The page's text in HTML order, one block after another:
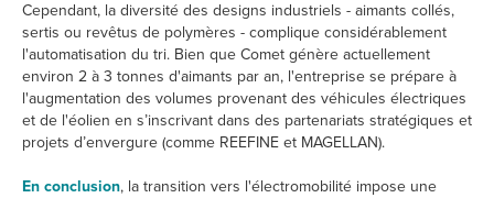
Cependant, la diversité des designs industriels - aimants collés,
sertis ou revêtus de polymères - complique considérablement
l'automatisation du tri. Bien que Comet génère actuellement
environ 2 à 3 tonnes d'aimants par an, l'entreprise se prépare à
l'augmentation des volumes provenant des véhicules électriques
et de l'éolien en s’inscrivant dans des partenariats stratégiques et
projets d’envergure (comme REEFINE et MAGELLAN).
En conclusion, la transition vers l'électromobilité impose une